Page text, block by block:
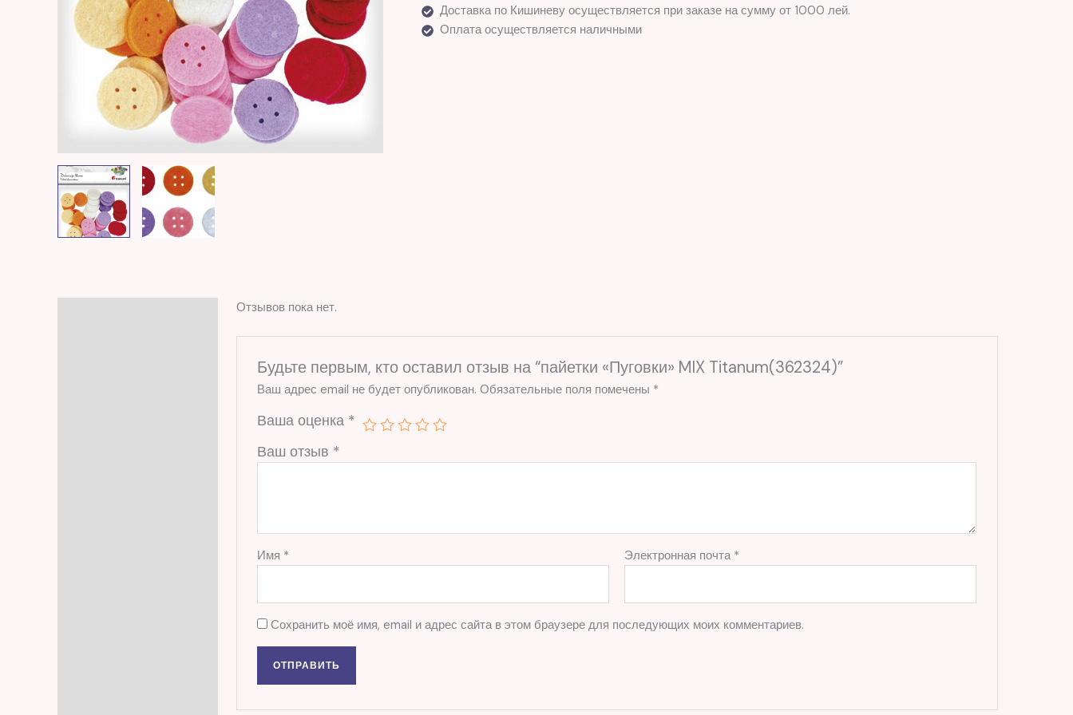
Доставка по Кишиневу осуществляется при заказе на сумму от 1000 лей.
Оплата осуществляется наличными
Отзывов пока нет.
Будьте первым, кто оставил отзыв на “пайетки «Пуговки» MIX Titanum(362324)”
Ваш адрес email не будет опубликован. Обязательные поля помечены *
Ваша оценка *
Ваш отзыв *
Имя * Электронная почта *
Сохранить моё имя, email и адрес сайта в этом браузере для последующих моих комментариев.